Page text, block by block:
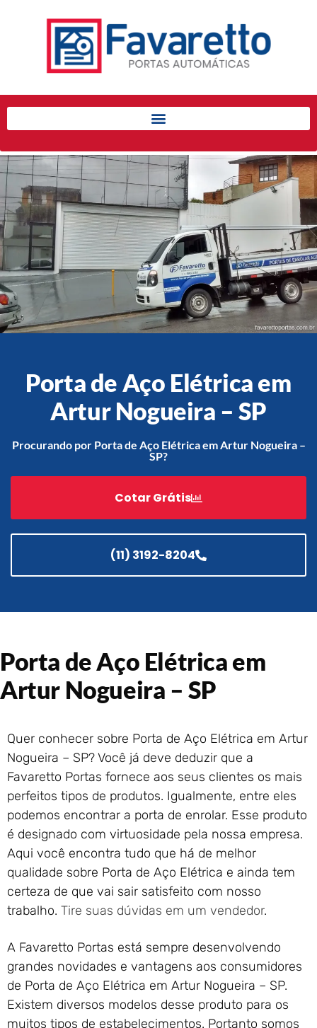
Início
Produtos
Porta de Enrolar Automática
Automatizadores
Acessórios Para Portas de
Enrolar
Pintura eletrostática
Portfólio
Contato
Acessórios
Automatização
Portão de Garagem de
Enrolar em São Pedro da
Aldeia – RJ
Portão de Garagem de
Enrolar em São João de
Enrolar em Rio das Ostras –
RJ
Portão de Garagem de
Enrolar em Petrópolis – RJ
Portão de Garagem de
Enrolar em Paraty – RJ
Portão de Garagem de
Enrolar em Nova Iguaçu – RJ
Portão de Garagem de
Enrolar em Nova Friburgo –
RJ
Porta de Aço Elétrica em
Artur Nogueira – SP
Procurando por Porta de Aço Elétrica em Artur Nogueira –
SP?
Cotar Grátis
(11) 3192-8204
Porta de Aço Elétrica em
Artur Nogueira – SP
Quer conhecer sobre Porta de Aço Elétrica em Artur
Nogueira – SP? Você já deve deduzir que a
Favaretto Portas fornece aos seus clientes os mais
perfeitos tipos de produtos. Igualmente, entre eles
podemos encontrar a porta de enrolar. Esse produto
é designado com virtuosidade pela nossa empresa.
Aqui você encontra tudo que há de melhor
qualidade sobre Porta de Aço Elétrica e ainda tem
certeza de que vai sair satisfeito com nosso
trabalho. Tire suas dúvidas em um vendedor.
A Favaretto Portas está sempre desenvolvendo
grandes novidades e vantagens aos consumidores
de Porta de Aço Elétrica em Artur Nogueira – SP.
Existem diversos modelos desse produto para os
muitos tipos de estabelecimentos. Portanto somos